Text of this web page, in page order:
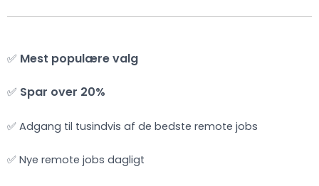
✅ Mest populære valg
✅ Spar over 20%
✅ Adgang til tusindvis af de bedste remote jobs
✅ Nye remote jobs dagligt